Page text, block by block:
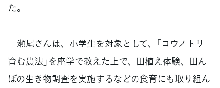
た。
瀬尾さんは、小学生を対象として、「コウノトリ
育む農法」を座学で教えた上で、田植え体験、田ん
ぼの生き物調査を実施するなどの食育にも取り組ん